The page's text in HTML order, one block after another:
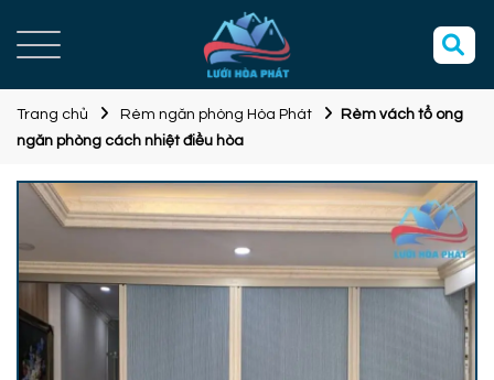
Trang chủ Rèm ngăn phòng Hòa Phát
Rèm vách tổ ong
ngăn phòng cách nhiệt điều hòa